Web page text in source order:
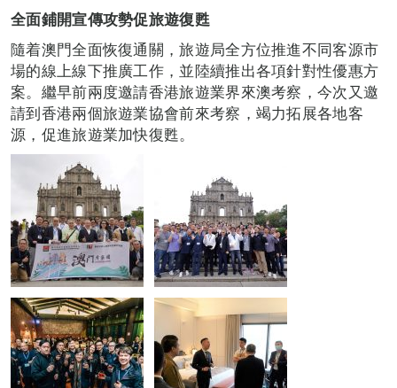
全面鋪開宣傳攻勢促旅遊復甦
隨着澳門全面恢復通關，旅遊局全方位推進不同客源市
場的線上線下推廣工作，並陸續推出各項針對性優惠方
案。繼早前兩度邀請香港旅遊業界來澳考察，今次又邀
請到香港兩個旅遊業協會前來考察，竭力拓展各地客
源，促進旅遊業加快復甦。